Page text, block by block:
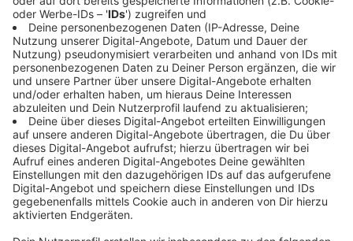
Kitzrettung bewährt sich
Anzeige
Die Rehkitzrettung durch Drohnen bewährt sich
demnach immer mehr. Dieses Jahr wurden deshalb
nochmal mehr Wiesen bei uns abgesucht, mit etlichen
freiwilligen Helfern.
Anzeige